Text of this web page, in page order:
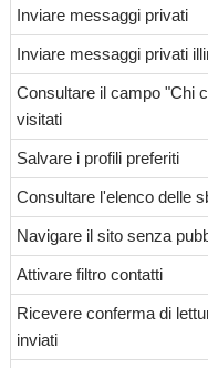
Inviare messaggi privati
Inviare messaggi privati
Consultare il campo "Chi
visitati
Salvare i profili preferiti
Consultare l'elenco delle
Navigare il sito senza
Attivare filtro contatti
Ricevere conferma di
inviati